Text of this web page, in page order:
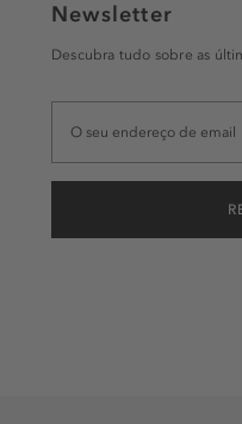
Newsletter
Descubra tudo sobre as